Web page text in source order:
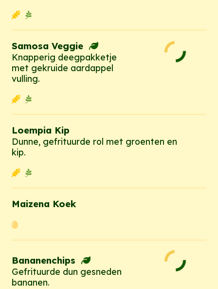
Knapperig deegpakketje
met gekruide aardappel
vulling.
Loempia Kip
Dunne, gefrituurde rol met groenten en
kip.
Maizena Koek
Gefrituurde dun gesneden
bananen.